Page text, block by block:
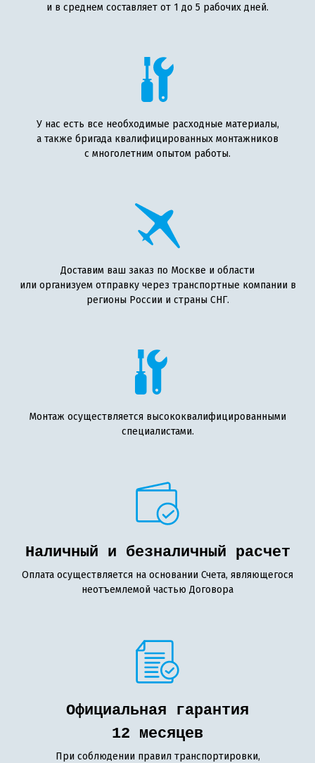
и в среднем составляет от 1 до 5 рабочих дней.
У нас есть все необходимые расходные материалы,
а также бригада квалифицированных монтажников
с многолетним опытом работы.
Доставим ваш заказ по Москве и области
или организуем отправку через транспортные компании в
регионы России и страны СНГ.
Монтаж осуществляется высококвалифицированными
специалистами.
Наличный и безналичный расчет
Оплата осуществляется на основании Счета, являющегося
неотъемлемой частью Договора
Официальная гарантия
12 месяцев
При соблюдении правил транспортировки,